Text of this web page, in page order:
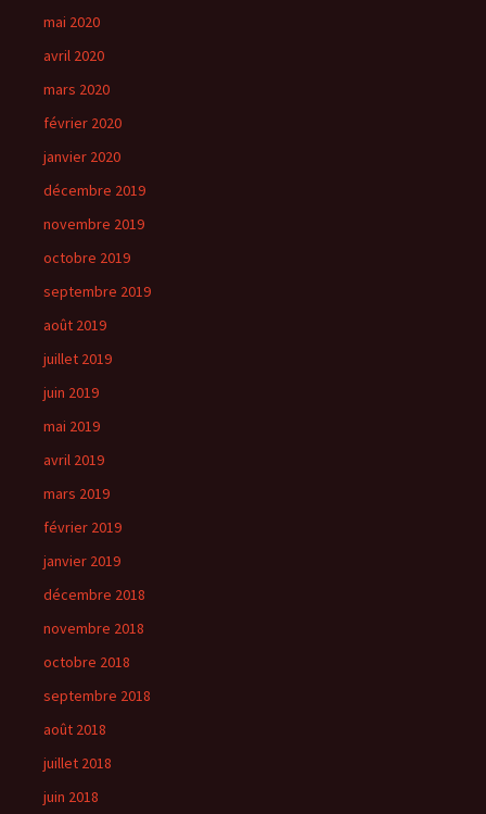
mai 2020
avril 2020
mars 2020
février 2020
janvier 2020
décembre 2019
novembre 2019
octobre 2019
septembre 2019
août 2019
juillet 2019
juin 2019
mai 2019
avril 2019
mars 2019
février 2019
janvier 2019
décembre 2018
novembre 2018
octobre 2018
septembre 2018
août 2018
juillet 2018
juin 2018